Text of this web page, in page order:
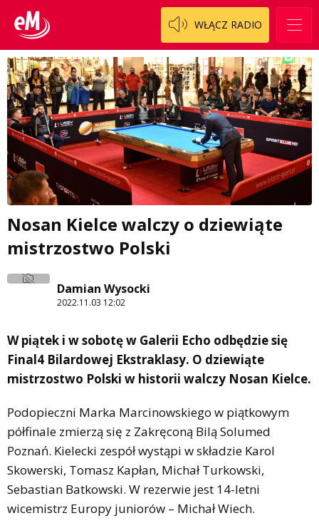
WŁĄCZ RADIO
Nosan Kielce walczy o dziewiąte
mistrzostwo Polski
Damian Wysocki
2022.11.03 12:02
W piątek i w sobotę w Galerii Echo odbędzie się
Final4 Bilardowej Ekstraklasy. O dziewiąte
mistrzostwo Polski w historii walczy Nosan Kielce.
Podopieczni Marka Marcinowskiego w piątkowym
półfinale zmierzą się z Zakręconą Bilą Solumed
Poznań. Kielecki zespół wystąpi w składzie Karol
Skowerski, Tomasz Kapłan, Michał Turkowski,
Sebastian Batkowski. W rezerwie jest 14-letni
wicemistrz Europy juniorów – Michał Wiech.